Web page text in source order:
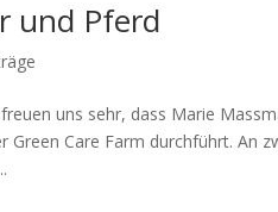
und Pferd
uns sehr, dass Marie
Green Care Farm durchführt. An